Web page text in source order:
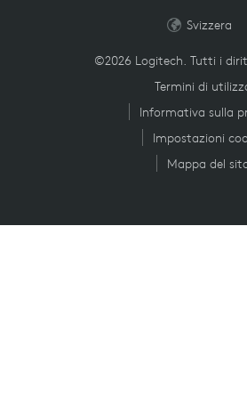
©2026 Logitech. Tutti i
Termini di
Informativa sulla
Impostazioni
Mappa del
Svizzera